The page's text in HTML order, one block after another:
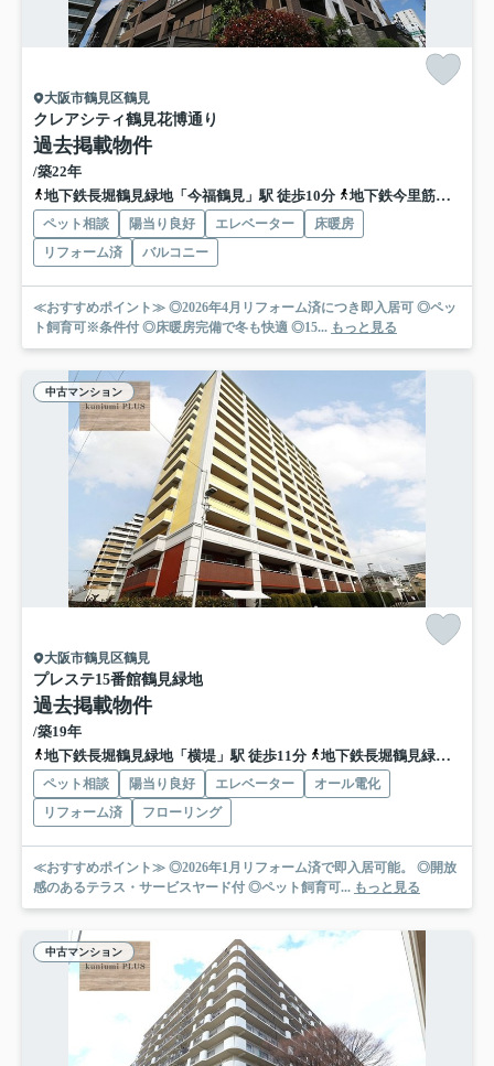
大阪市鶴見区鶴見
クレアシティ鶴見花博通り
過去掲載物件
/築22年
地下鉄長堀鶴見緑地「今福鶴見」駅 徒歩10分
地下鉄今里筋線「新森古市」駅 徒歩15分
ペット相談 陽当り良好 エレベーター
床暖房
リフォーム済
バルコニー
≪おすすめポイント≫ ◎2026年4月リフォーム済につき即入居可 ◎ペッ
ト飼育可※条件付 ◎床暖房完備で冬も快適 ◎15... もっと見る
中古マンション
大阪市鶴見区鶴見
プレステ15番館鶴見緑地
過去掲載物件
/築19年
地下鉄長堀鶴見緑地「横堤」駅 徒歩11分
地下鉄長堀鶴見緑地「今福鶴見」駅 徒歩15分
ペット相談 陽当り良好 エレベーター
オール電化
リフォーム済
フローリング
≪おすすめポイント≫ ◎2026年1月リフォーム済で即入居可能。 ◎開放
感のあるテラス・サービスヤード付 ◎ペット飼育可... もっと見る
中古マンション